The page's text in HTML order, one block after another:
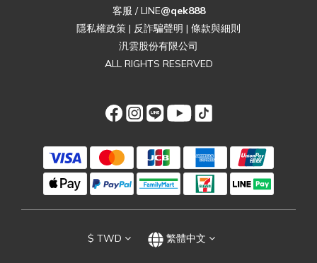
客服 / LINE@qek888
隱私權政策 | 反詐騙聲明 | 條款與細則
汎雲股份有限公司
ALL RIGHTS RESERVED
$ TWD 繁體中文